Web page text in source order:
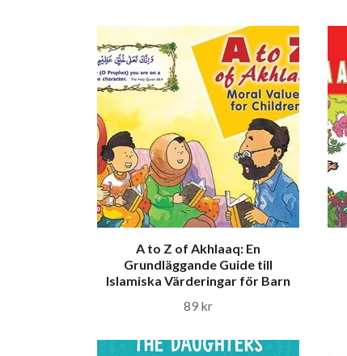
A to Z of Akhlaaq: En
Grundläggande Guide till
Islamiska Värderingar för Barn
89 kr